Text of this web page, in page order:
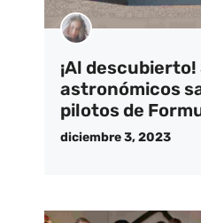
¡Al
astronómicos
pilotos de
diciembre 3, 2023